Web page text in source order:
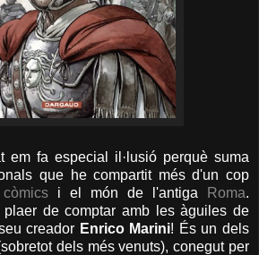
em fa especial il·lusió perquè suma
que he compartit més d'un cop
còmics i el món de l'antiga Roma.
plaer de comptar amb les àguiles de
creador Enrico Marini! És un dels
dels més venuts), conegut per